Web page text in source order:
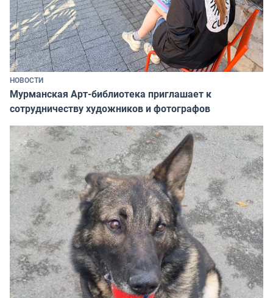
НОВОСТИ
Мурманская Арт-библиотека приглашает к
сотрудничеству художников и фотографов